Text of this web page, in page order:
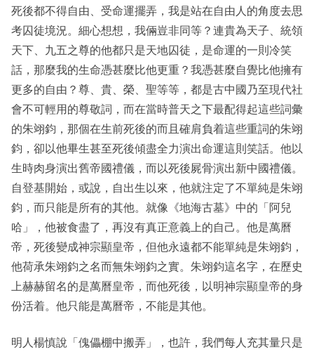
死後都不得自由、受命運擺弄，我是站在自由人的角度去思
考囚徒境況。細心想想，我倆豈非同等？連貴為天子、統領
天下、九五之尊的他都只是天地囚徒，是命運的一則冷笑
話，那麼我的生命憑甚麼比他更重？我憑甚麼自覺比他擁有
更多的自由？尊、貴、榮、聖等等，都是古中國乃至現代社
會不可輕用的尊敬詞，而在當時普天之下最配得起這些詞彙
的朱翊鈞，那個在生前死後的而且確肩負着這些重詞的朱翊
鈞，卻以他畢生甚至死後傾盡全力演出命運這則笑話。他以
生時肉身演出舊帝國禮儀，而以死後屍骨演出新中國禮儀。
自登基開始，或說，自出生以來，他就注定了不單純是朱翊
鈞，而只能是所有的其他。就像《地海古墓》中的「阿兒
哈」，他被食盡了，再沒有真正意義上的自己。他是萬曆
帝，死後變成神宗顯皇帝，但他永遠都不能單純是朱翊鈞，
他荷承朱翊鈞之名而無朱翊鈞之實。朱翊鈞這名字，在歷史
上赫赫留名的是萬曆皇帝，而他死後，以明神宗顯皇帝的身
份活着。他只能是萬曆帝，不能是其他。
明人楊慎說「傀儡棚中搬弄」，也許，我們每人充其量只是